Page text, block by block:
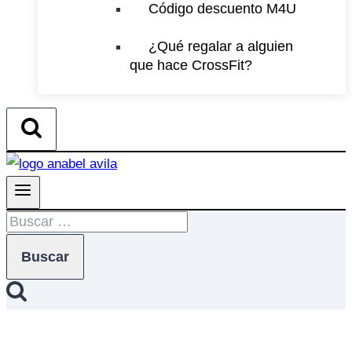
Código descuento M4U
¿Qué regalar a alguien
que hace CrossFit?
Buscar: